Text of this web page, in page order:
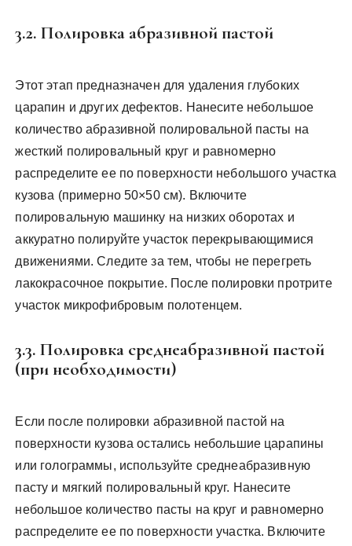
3.2. Полировка абразивной пастой
Этот этап предназначен для удаления глубоких
царапин и других дефектов. Нанесите небольшое
количество абразивной полировальной пасты на
жесткий полировальный круг и равномерно
распределите ее по поверхности небольшого участка
кузова (примерно 50×50 см). Включите
полировальную машинку на низких оборотах и
аккуратно полируйте участок перекрывающимися
движениями. Следите за тем, чтобы не перегреть
лакокрасочное покрытие. После полировки протрите
участок микрофибровым полотенцем.
3.3. Полировка среднеабразивной пастой
(при необходимости)
Если после полировки абразивной пастой на
поверхности кузова остались небольшие царапины
или голограммы, используйте среднеабразивную
пасту и мягкий полировальный круг. Нанесите
небольшое количество пасты на круг и равномерно
распределите ее по поверхности участка. Включите